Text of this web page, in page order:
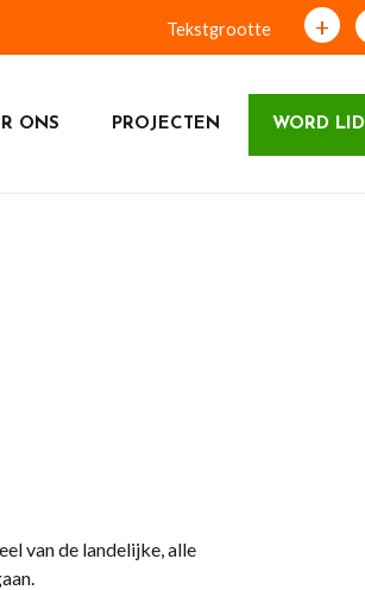
Tekstgrootte +
ONS PROJECTEN WORD LID
van de landelijke, alle